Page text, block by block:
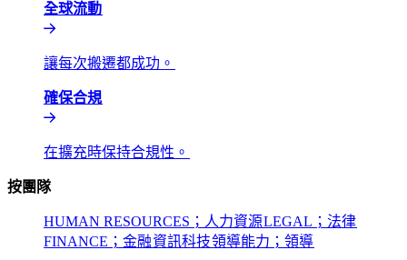
全球流動​​
讓每次搬遷都成功。​​
確保合規​​
在擴充時保持合規性。​​
按團隊​​
HUMAN RESOURCES；人力資源​​LEGAL；法律​​
FINANCE；金融​​資訊科技​​領導能力；領導​​